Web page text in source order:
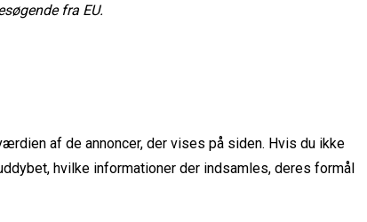
fra EU.
af de annoncer, der vises på siden. Hvis du ikke
hvilke informationer der indsamles, deres formål